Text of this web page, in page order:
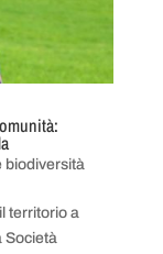
biodiversità
territorio a
Società